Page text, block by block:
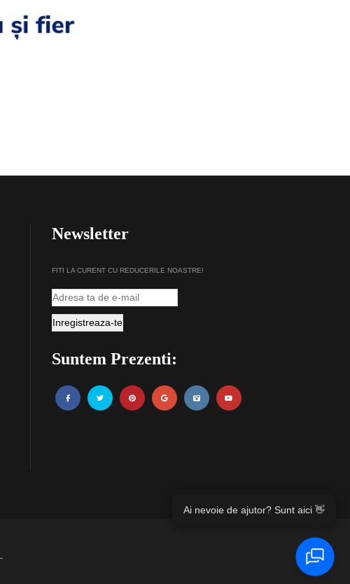
Newsletter
FITI LA CURENT CU REDUCERILE NOASTRE!
Suntem Prezenti:
Ai nevoie de ajutor? Sunt aici 👋